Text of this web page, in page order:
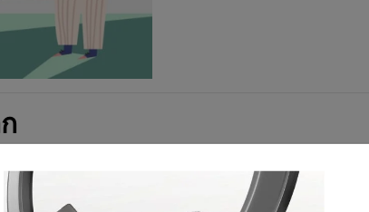
าสติกมีผลเสียต่อสิ่งแวดล้อมอย่างไรบ้าง ทั้งจากสื่อมากมายที่ทำ
นพุง บนโลกมีแพขยะกว่า 5 หมื่นล้านตันลอยอยู่ในมหาสมุทร
ยะให้เป็นสินค้าเช่น